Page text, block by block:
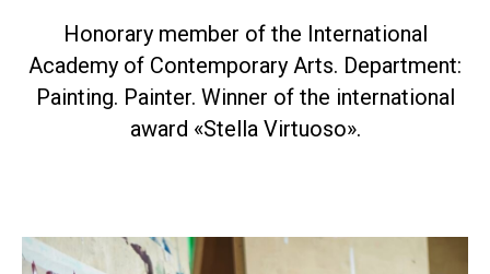
Honorary member of the International
Academy of Contemporary Arts. Department:
Painting. Painter. Winner of the international
award «Stella Virtuoso».